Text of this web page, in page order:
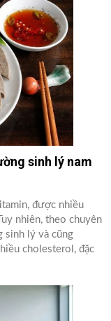
sinh lý nam
được nhiều
nhiên, theo chuyên
sinh lý và cũng
cholesterol, đặc